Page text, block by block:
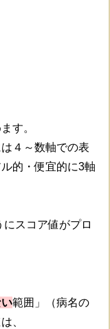
す。
４～数軸での表
的・便宜的に3軸
にスコア値がプロ
範囲」（病名の
、